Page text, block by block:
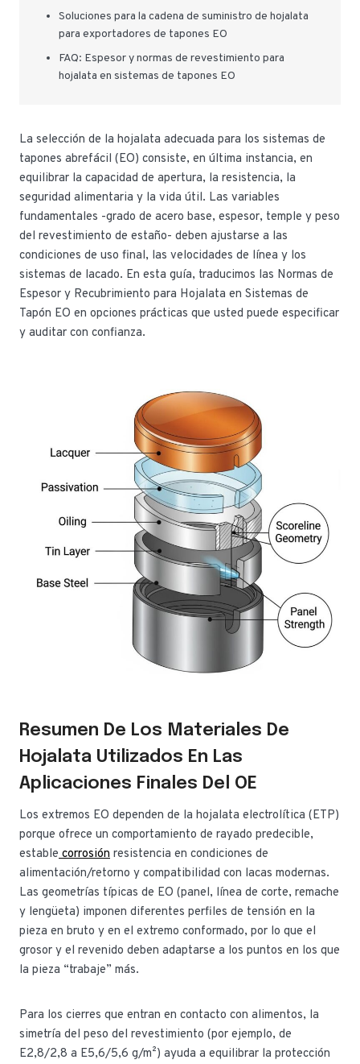
Soluciones para la cadena de suministro de hojalata
para exportadores de tapones EO
FAQ: Espesor y normas de revestimiento para
hojalata en sistemas de tapones EO
La selección de la hojalata adecuada para los sistemas de
tapones abrefácil (EO) consiste, en última instancia, en
equilibrar la capacidad de apertura, la resistencia, la
seguridad alimentaria y la vida útil. Las variables
fundamentales -grado de acero base, espesor, temple y peso
del revestimiento de estaño- deben ajustarse a las
condiciones de uso final, las velocidades de línea y los
sistemas de lacado. En esta guía, traducimos las Normas de
Espesor y Recubrimiento para Hojalata en Sistemas de
Tapón EO en opciones prácticas que usted puede especificar
y auditar con confianza.
Resumen De Los Materiales De
Hojalata Utilizados En Las
Aplicaciones Finales Del OE
Los extremos EO dependen de la hojalata electrolítica (ETP)
porque ofrece un comportamiento de rayado predecible,
estable corrosión resistencia en condiciones de
alimentación/retorno y compatibilidad con lacas modernas.
Las geometrías típicas de EO (panel, línea de corte, remache
y lengüeta) imponen diferentes perfiles de tensión en la
pieza en bruto y en el extremo conformado, por lo que el
grosor y el revenido deben adaptarse a los puntos en los que
la pieza “trabaje” más.
Para los cierres que entran en contacto con alimentos, la
simetría del peso del revestimiento (por ejemplo, de
E2,8/2,8 a E5,6/5,6 g/m²) ayuda a equilibrar la protección